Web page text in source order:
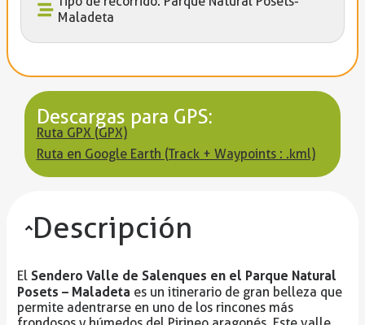
Maladeta
Descargas para GPS:
Ruta GPX (GPX)
Ruta en Google Earth (Track + Waypoints : .kml)
Descripción
El Sendero Valle de Salenques en el Parque Natural
Posets – Maladeta es un itinerario de gran belleza que
permite adentrarse en uno de los rincones más